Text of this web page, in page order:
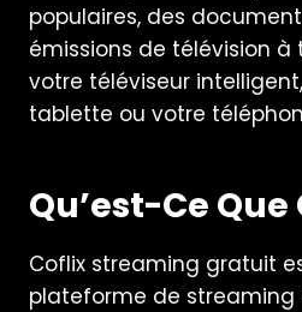
populaires, des
émissions de télévision
votre téléviseur
tablette ou votre
Qu’est-Ce Que
Coflix streaming gratuit
plateforme de streaming